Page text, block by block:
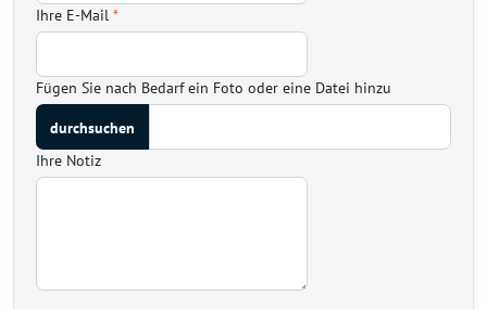
Ihre E-Mail *
Fügen Sie nach Bedarf ein Foto oder eine Datei hinzu
Ihre Notiz